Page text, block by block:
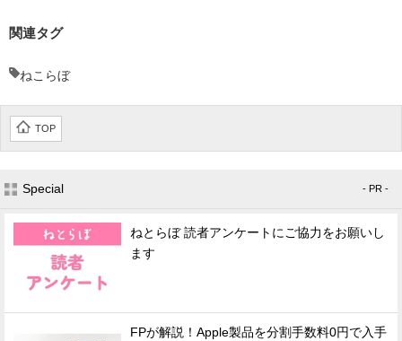
関連タグ
ねこらぼ
TOP
Special - PR -
ねとらぼ 読者アンケートにご協力をお願いし
ます
FPが解説！Apple製品を分割手数料0円で入手